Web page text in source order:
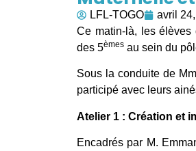
LFL-TOGO avril
Ce matin-là, les élèves
des 5èmes au sein du
Sous la conduite de
participé avec leurs
Atelier 1 : Création et
Encadrés par M.